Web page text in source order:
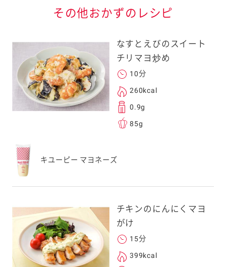
その他おかずのレシピ
なすとえびのスイート
チリマヨ炒め
10分
260kcal
0.9g
85g
キユーピー マヨネーズ
チキンのにんにくマヨ
がけ
15分
399kcal